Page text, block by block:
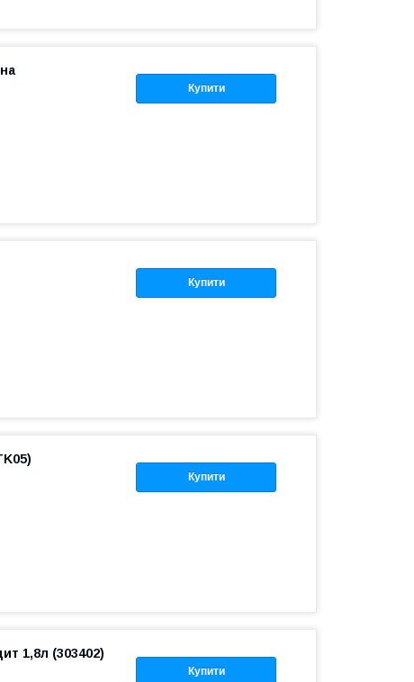
Купити
Купити
Купити
Купити
1,8л (303402)